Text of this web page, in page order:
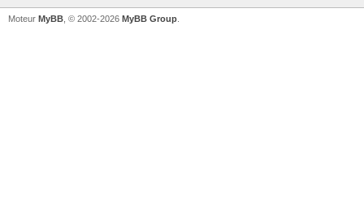
Moteur MyBB , © 2002-2026 MyBB Group